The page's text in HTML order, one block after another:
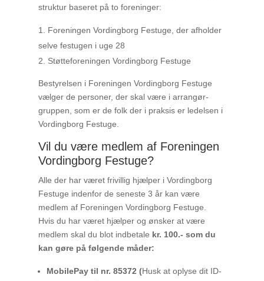
struktur baseret på to foreninger:
Foreningen Vordingborg Festuge, der afholder
selve festugen i uge 28
Støtteforeningen Vordingborg Festuge
Bestyrelsen i Foreningen Vordingborg Festuge
vælger de personer, der skal være i arrangør-
gruppen, som er de folk der i praksis er ledelsen i
Vordingborg Festuge.
Vil du være medlem af Foreningen
Vordingborg Festuge?
Alle der har været frivillig hjælper i Vordingborg
Festuge indenfor de seneste 3 år kan være
medlem af Foreningen Vordingborg Festuge.
Hvis du har været hjælper og ønsker at være
medlem skal du blot indbetale kr. 100.- som du
kan gøre på følgende måder:
MobilePay til nr. 85372 (Husk at oplyse dit ID-